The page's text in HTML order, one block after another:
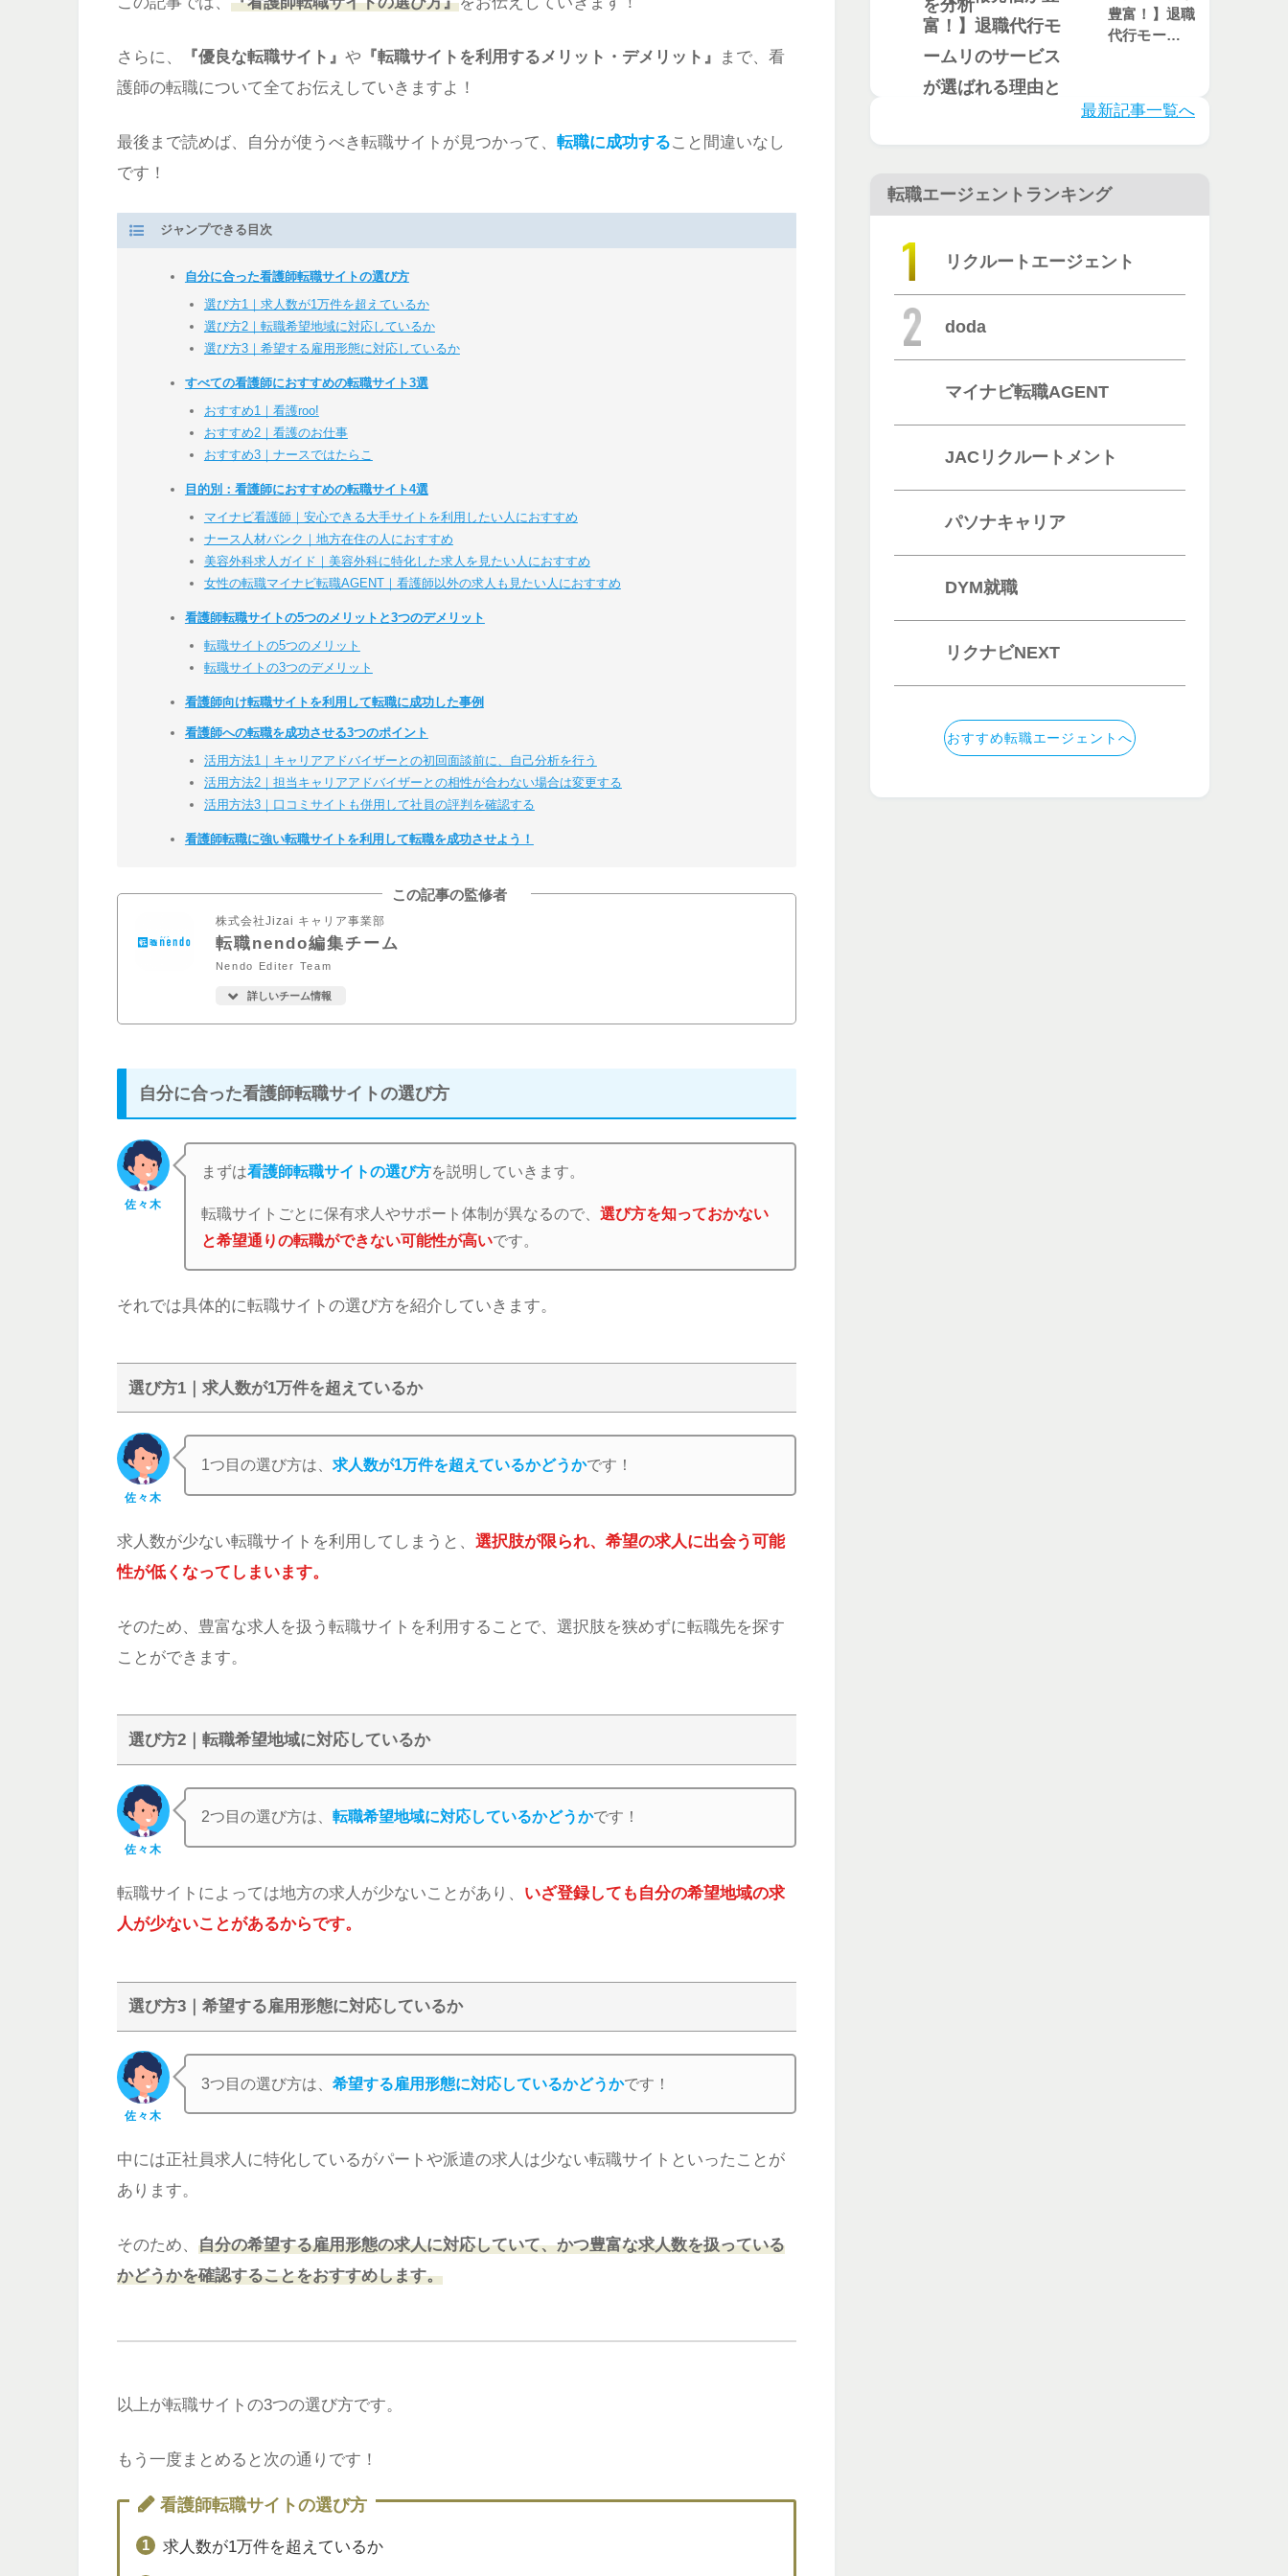
さらに、 『優良な転職サイト』 や 『転職サイトを利用するメリット・デメリット』
まで、看
護師の転職について全てお伝えしていきますよ！
最後まで読めば、自分が使うべき転職サイトが見つかって、 転職に成功すること間違いなし
です！
ジャンプできる目次
自分に合った看護師転職サイトの選び方
選び方1｜求人数が1万件を超えているか
選び方2｜転職希望地域に対応しているか
選び方3｜希望する雇用形態に対応しているか
すべての看護師におすすめの転職サイト3選
おすすめ1｜看護roo!
おすすめ2｜看護のお仕事
おすすめ3｜ナースではたらこ
目的別：看護師におすすめの転職サイト4選
マイナビ看護師｜安心できる大手サイトを利用したい人におすすめ
ナース人材バンク｜地方在住の人におすすめ
美容外科求人ガイド｜美容外科に特化した求人を見たい人におすすめ
女性の転職マイナビ転職AGENT｜看護師以外の求人も見たい人におすすめ
看護師転職サイトの5つのメリットと3つのデメリット
転職サイトの5つのメリット
転職サイトの3つのデメリット
看護師向け転職サイトを利用して転職に成功した事例
看護師への転職を成功させる3つのポイント
活用方法1｜キャリアアドバイザーとの初回面談前に、自己分析を行う
活用方法2｜担当キャリアアドバイザーとの相性が合わない場合は変更する
活用方法3｜口コミサイトも併用して社員の評判を確認する
看護師転職に強い転職サイトを利用して転職を成功させよう！
この記事の監修者
株式会社Jizai キャリア事業部
転職nendo編集チーム
Nendo Editer Team
詳しいチーム情報
自分に合った看護師転職サイトの選び方
佐々木
まずは看護師転職サイトの選び方を説明していきます。
転職サイトごとに保有求人やサポート体制が異なるので、 選び方を知っておかない
と希望通りの転職ができない可能性が高いです。
それでは具体的に転職サイトの選び方を紹介していきます。
選び方1｜求人数が1万件を超えているか
佐々木
1つ目の選び方は、 求人数が1万件を超えているかどうかです！
求人数が少ない転職サイトを利用してしまうと、 選択肢が限られ、希望の求人に出会う可能
性が低くなってしまいます。
そのため、豊富な求人を扱う転職サイトを利用することで、選択肢を狭めずに転職先を探す
ことができます。
選び方2｜転職希望地域に対応しているか
佐々木
2つ目の選び方は、 転職希望地域に対応しているかどうかです！
転職サイトによっては地方の求人が少ないことがあり、 いざ登録しても自分の希望地域の求
人が少ないことがあるからです。
選び方3｜希望する雇用形態に対応しているか
佐々木
3つ目の選び方は、 希望する雇用形態に対応しているかどうかです！
中には正社員求人に特化しているがパートや派遣の求人は少ない転職サイトといったことが
あります。
そのため、 自分の希望する雇用形態の求人に対応していて、かつ豊富な求人数を扱っている
かどうかを確認することをおすすめします。
以上が転職サイトの3つの選び方です。
もう一度まとめると次の通りです！
看護師転職サイトの選び方
求人数が1万件を超えているか
豊富！】退職
代行モームリ
口コミを徹底
最新記事一覧へ
転職エージェントランキング
リクルートエージェント
doda
マイナビ転職AGENT
JACリクルートメント
パソナキャリア
DYM就職
リクナビNEXT
おすすめ転職エージェントへ